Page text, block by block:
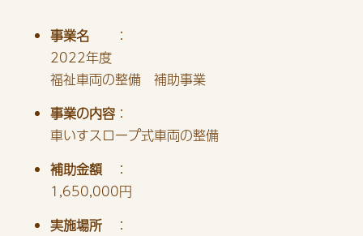
事業名
：
2022年度
福祉車両の整備 補助事業
事業の内容 ：
車いすスロープ式車両の整備
補助金額
：
1,650,000円
実施場所
：